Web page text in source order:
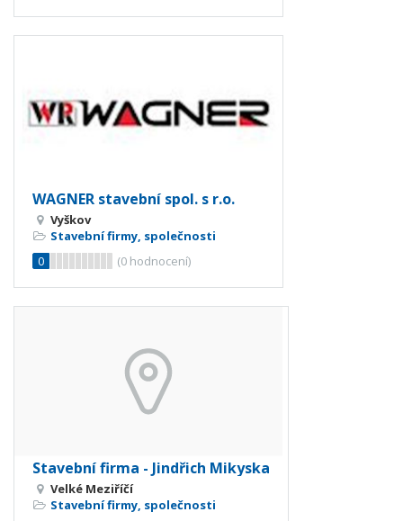
WAGNER stavební spol. s r.o.
Vyškov
Stavební firmy, společnosti
0
(0 hodnocení)
Stavební firma - Jindřich Mikyska
Velké Meziříčí
Stavební firmy, společnosti